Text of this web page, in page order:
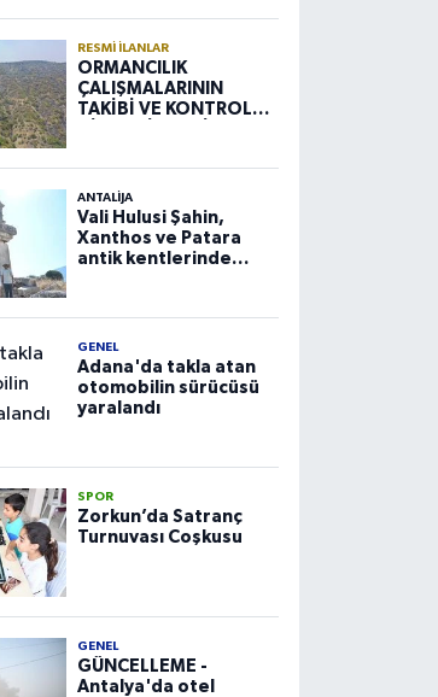
RESMI İLANLAR
ORMANCILIK
ÇALIŞMALARININ
TAKİBİ VE KONTROLÜ
ANTALIJA
Vali Hulusi Şahin,
Xanthos ve Patara
antik kentlerinde
GENEL
Adana'da takla atan
otomobilin sürücüsü
yaralandı
SPOR
Zorkun’da Satranç
Turnuvası Coşkusu
GENEL
GÜNCELLEME -
Antalya'da otel